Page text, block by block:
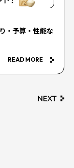
・予算・性能な
READ MORE